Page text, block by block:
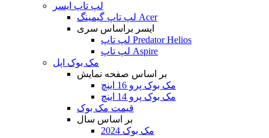
لپ تاپ ایسر
لپ تاپ گیمینگ Acer
ایسر براساس سری
لپ تاپ Predator Helios
لپ تاپ Aspire
مک بوک اپل
بر اساس صفحه نمایش
مک بوک پرو 16 اینچ
مک بوک پرو 14 اینچ
قیمت مک بوک
بر اساس سال
مک بوک 2024